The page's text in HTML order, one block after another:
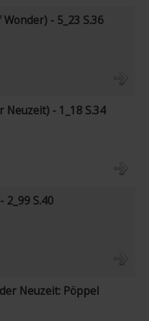
- 5_23 S.36
- 1_18 S.34
2_99 S.40
Neuzeit: Pöppel